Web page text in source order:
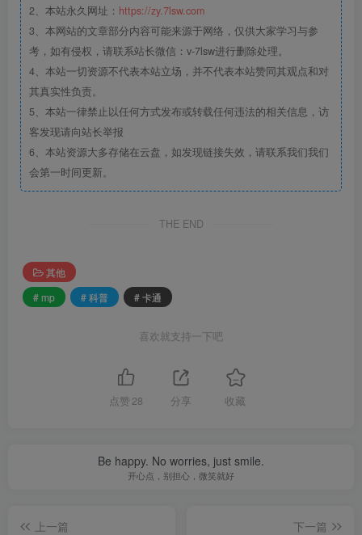
2、本站永久网址： https://zy.7lsw.com
3、本网站的文章部分内容可能来源于网络，仅供大家学习与参
考，如有侵权，请联系站长微信：v-7lsw进行删除处理。
4、本站一切资源不代表本站立场，并不代表本站赞同其观点和对
其真实性负责。
5、本站一律禁止以任何方式发布或转载任何违法的相关信息，访
客发现请向站长举报
6、本站资源大多存储在云盘，如发现链接失效，请联系我们我们
会第一时间更新。
THE END
其他
# mp
# 科普 # 卡通
喜欢就支持一下吧
点赞 28 分享 收藏
Be happy. No worries, just smile.
开心点，别担心，微笑就好
上一篇
下一篇